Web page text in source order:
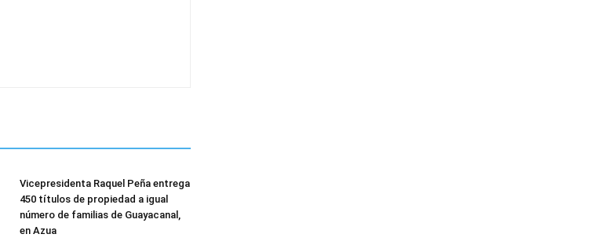
Vicepresidenta Raquel Peña entrega
450 títulos de propiedad a igual
número de familias de Guayacanal,
en Azua